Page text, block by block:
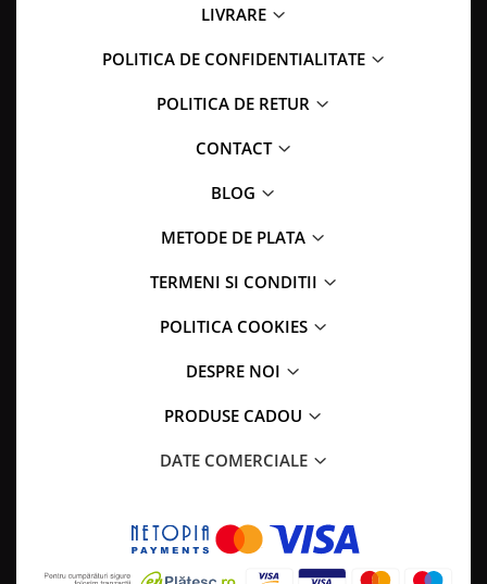
LIVRARE
POLITICA DE CONFIDENTIALITATE
POLITICA DE RETUR
CONTACT
BLOG
METODE DE PLATA
TERMENI SI CONDITII
POLITICA COOKIES
DESPRE NOI
PRODUSE CADOU
DATE COMERCIALE